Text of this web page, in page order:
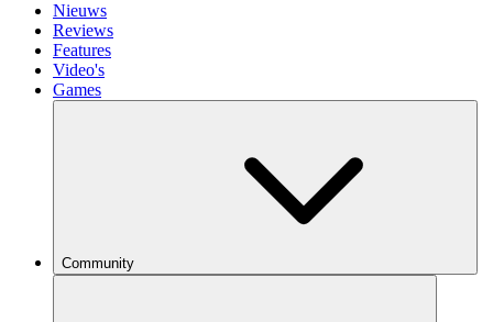
Nieuws
Reviews
Features
Video's
Games
Community